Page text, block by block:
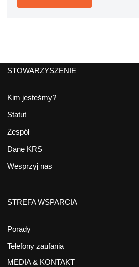
STOWARZYSZENIE
Kim jesteśmy?
Statut
Zespół
Dane KRS
Wesprzyj nas
STREFA WSPARCIA
Porady
Telefony zaufania
MEDIA & KONTAKT